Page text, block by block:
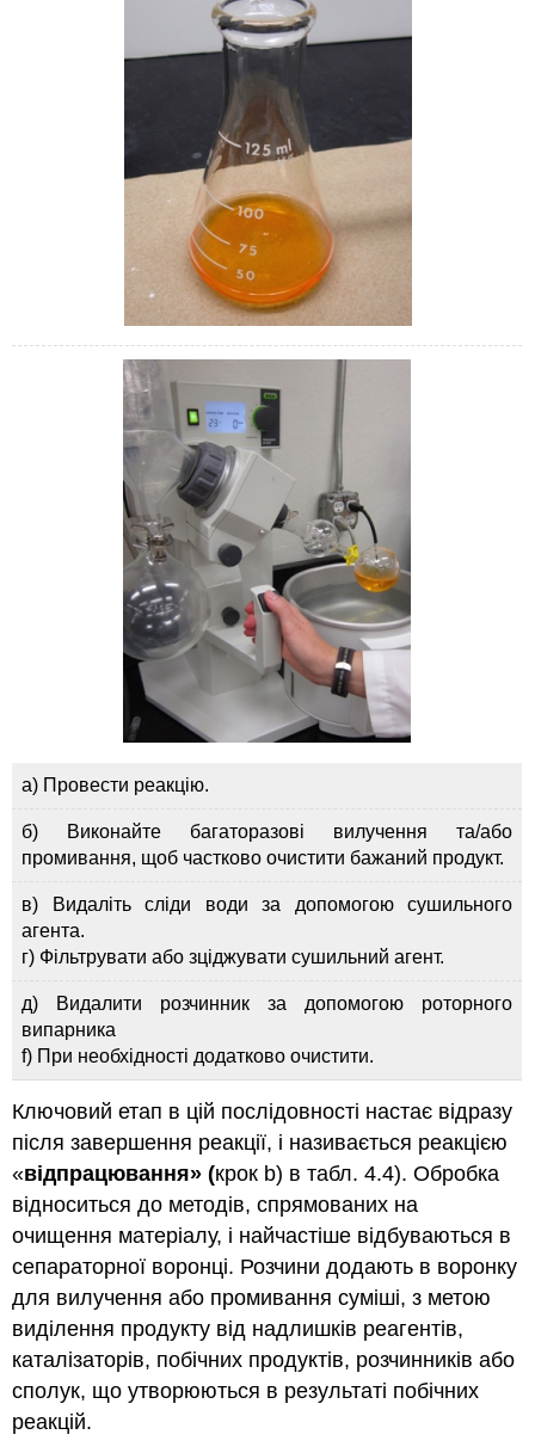
а) Провести реакцію.
б) Виконайте багаторазові вилучення та/або
промивання, щоб частково очистити бажаний продукт.
в) Видаліть сліди води за допомогою сушильного
агента.
г) Фільтрувати або зціджувати сушильний агент.
д) Видалити розчинник за допомогою роторного
випарника
f) При необхідності додатково очистити.
Ключовий етап в цій послідовності настає відразу
після завершення реакції, і називається реакцією
«відпрацювання» (крок b) в табл. 4.4). Обробка
відноситься до методів, спрямованих на
очищення матеріалу, і найчастіше відбуваються в
сепараторної воронці. Розчини додають в воронку
для вилучення або промивання суміші, з метою
виділення продукту від надлишків реагентів,
каталізаторів, побічних продуктів, розчинників або
сполук, що утворюються в результаті побічних
реакцій.